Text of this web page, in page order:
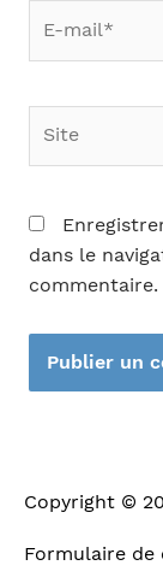
dans le
commentaire.
Copyright ©
Formulaire